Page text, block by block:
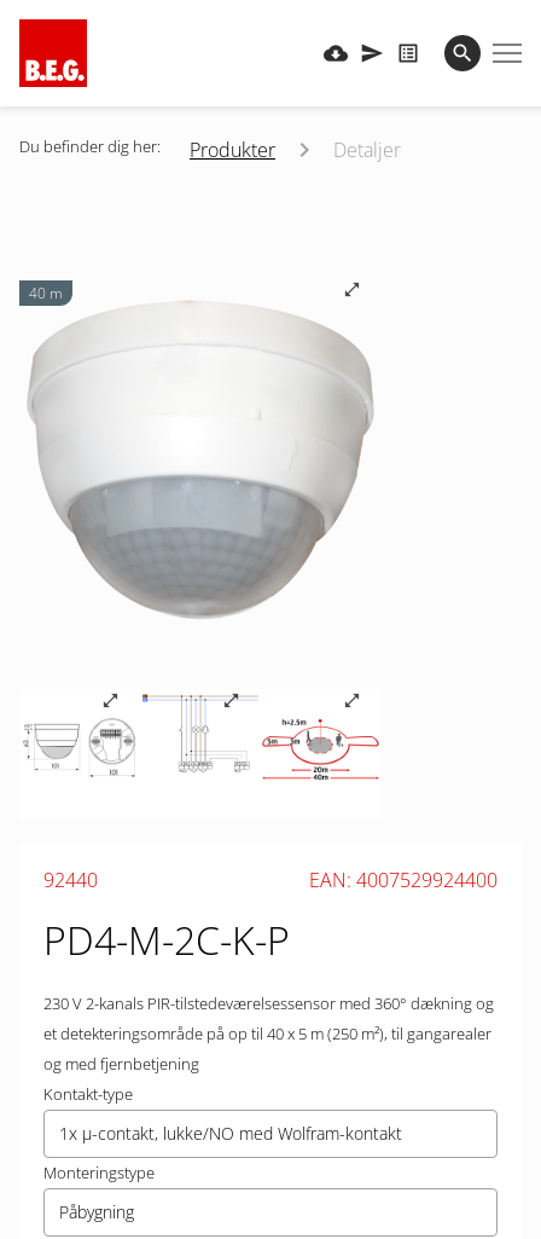
Du befinder dig her: Produkter Detaljer
40 m
92440 EAN: 4007529924400
PD4-M-2C-K-P
230 V 2-kanals PIR-tilstedeværelsessensor med 360° dækning og
et detekteringsområde på op til 40 x 5 m (250 m²), til gangarealer
og med fjernbetjening
Kontakt-type
1x µ-contakt, lukke/NO med Wolfram-kontakt
Monteringstype
Påbygning